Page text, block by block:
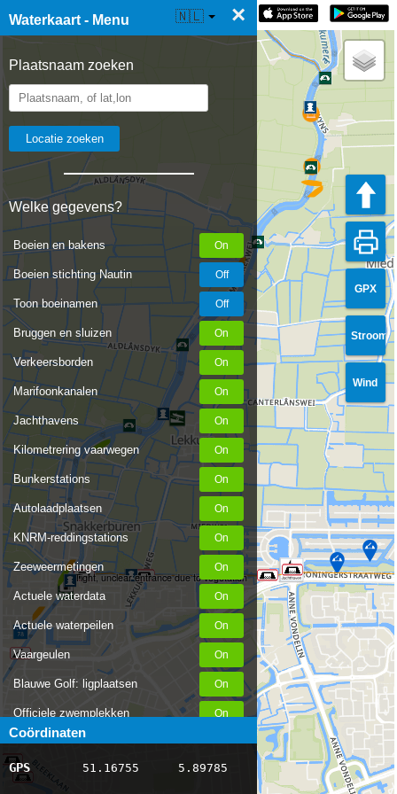
Waterkaart - Menu ×
Plaatsnaam zoeken
Welke gegevens?
Boeien en bakens
Boeien stichting Nautin
Toon boeinamen
Bruggen en sluizen
Verkeersborden
Marifoonkanalen
Jachthavens
Kilometrering vaarwegen
Bunkerstations
Autolaadplaatsen
KNRM-reddingstations
Zeeweermetingen
Actuele waterdata
Actuele waterpeilen
Vaargeulen
Blauwe Golf: ligplaatsen
Officiele zwemplekken
Stremmingen/hinder
AIS scheepsposities
Coördinaten
GPS 51.16755 5.89785
☰ Waterkaart Live 🇳🇱
GPX
Stroom
Wind
Tight, unclear entrance due to vegetation